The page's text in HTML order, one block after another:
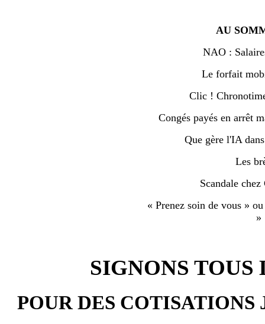
AU
NAO :
Le forfait
Clic !
Congés payés en arrêt
Que gère l'IA
Les
Scandale
« Prenez soin de vous »
»
SIGNONS
POUR DES COTISATIONS